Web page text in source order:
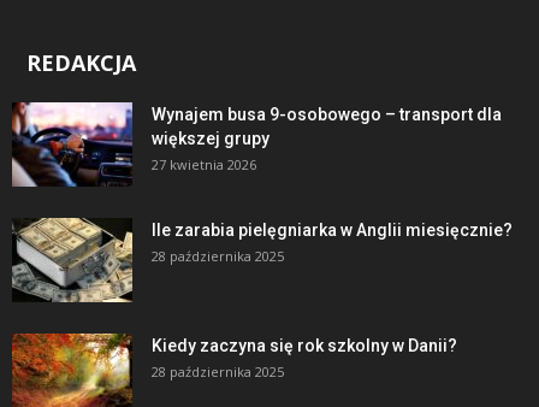
REDAKCJA
Wynajem busa 9-osobowego – transport dla
większej grupy
27 kwietnia 2026
Ile zarabia pielęgniarka w Anglii miesięcznie?
28 października 2025
Kiedy zaczyna się rok szkolny w Danii?
28 października 2025